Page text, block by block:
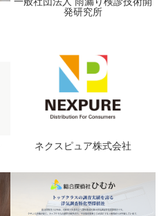
発研究所
ネクスピュア株式会社